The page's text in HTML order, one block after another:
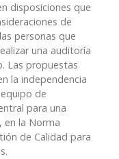
disposiciones que
de
personas que
una auditoría
Las propuestas
la independencia
de
para una
en la Norma
de Calidad para